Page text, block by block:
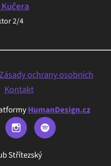
2/4
ochrany osobních
Kontakt
HumanDesign.cz
Střítezský